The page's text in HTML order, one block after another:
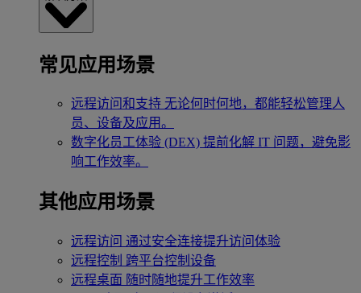
常见应用场景
远程访问和支持 无论何时何地，都能轻松管理人
员、设备及应用。
数字化员工体验 (DEX) 提前化解 IT 问题，避免影
响工作效率。
其他应用场景
远程访问 通过安全连接提升访问体验
远程控制 跨平台控制设备
远程桌面 随时随地提升工作效率